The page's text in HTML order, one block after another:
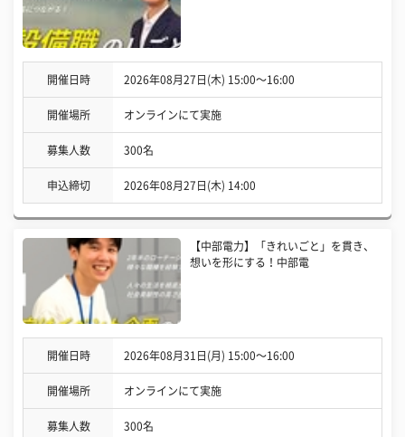
開催日時 2026年08月27日(木) 15:00〜16:00
開催場所 オンラインにて実施
募集人数 300名
申込締切 2026年08月27日(木) 14:00
【中部電力】「きれいごと」を貫き、
想いを形にする！中部電
開催日時 2026年08月31日(月) 15:00〜16:00
開催場所 オンラインにて実施
募集人数 300名